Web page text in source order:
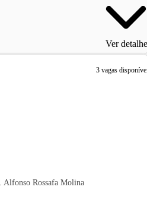
Ver
3 vagas
Alfonso Rossafa Molina